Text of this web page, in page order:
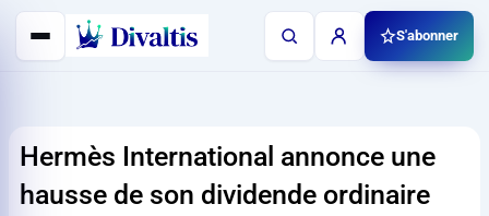
Aller
contenu
S'abonner
Hermès International annonce une
hausse de son dividende ordinaire